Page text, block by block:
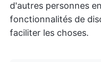
d'autres personnes
fonctionnalités de
faciliter les choses.